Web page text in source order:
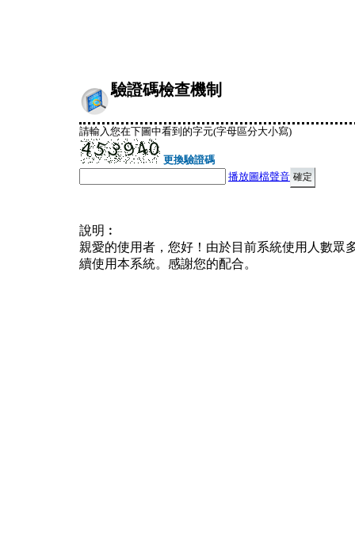
驗證碼檢查機制
請輸入您在下圖中看到的字元(字母區分大小寫)
更換驗證碼
播放圖檔聲音
說明︰
親愛的使用者，您好！由於目前系統使用人數眾
續使用本系統。感謝您的配合。